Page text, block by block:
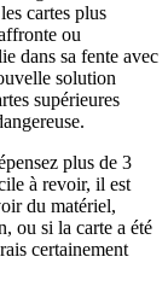
cartes plus
ou
dans sa fente avec
solution
supérieures
plus de 3
à revoir, il est
du matériel,
ou si la carte a été
certainement